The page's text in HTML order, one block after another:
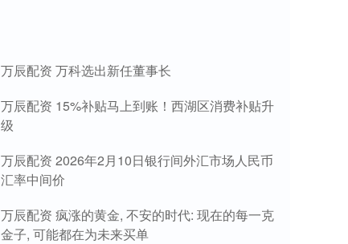
万辰配资 万科选出新任董事长
万辰配资 15%补贴马上到账！西湖区消费补贴升
级
万辰配资 2026年2月10日银行间外汇市场人民币
汇率中间价
万辰配资 疯涨的黄金, 不安的时代: 现在的每一克
金子, 可能都在为未来买单